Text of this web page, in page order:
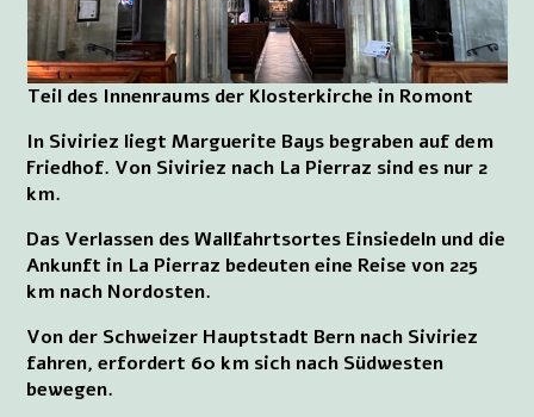
Teil des Innenraums der Klosterkirche in Romont
In Siviriez liegt Marguerite Bays begraben auf dem
Friedhof. Von Siviriez nach La Pierraz sind es nur 2
km.
Das Verlassen des Wallfahrtsortes Einsiedeln und die
Ankunft in La Pierraz bedeuten eine Reise von 225
km nach Nordosten.
Von der Schweizer Hauptstadt Bern nach Siviriez
fahren, erfordert 60 km sich nach Südwesten
bewegen.